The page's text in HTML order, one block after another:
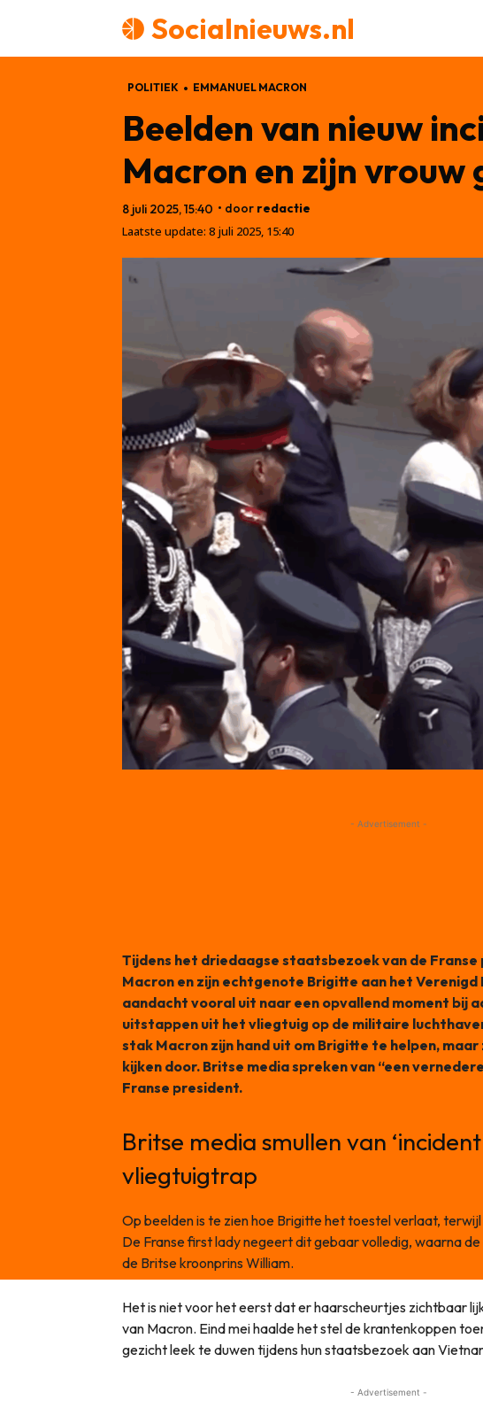
Socialnieuws.nl
POLITIEK EMMANUEL MACRON
Beelden van nieuw
Macron en zijn vrouw
8 juli 2025, 15:40 • door redactie
Laatste update: 8 juli 2025, 15:40
- Advertisement -
Tijdens het driedaagse staatsbezoek van de Franse
Macron en zijn echtgenote Brigitte aan het Verenigd
aandacht vooral uit naar een opvallend moment bij
uitstappen uit het vliegtuig op de militaire
stak Macron zijn hand uit om Brigitte te helpen,
kijken door. Britse media spreken van “een
Franse president.
Britse media smullen van
vliegtuigtrap
Op beelden is te zien hoe Brigitte het toestel verlaat,
De Franse first lady negeert dit gebaar volledig, waarna
de Britse kroonprins William.
Het is niet voor het eerst dat er haarscheurtjes zichtbaar
van Macron. Eind mei haalde het stel de krantenkoppen
gezicht leek te duwen tijdens hun staatsbezoek aan
- Advertisement -